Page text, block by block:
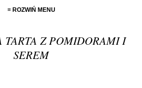
≡ ROZWIŃ MENU
TARTA Z POMIDORAMI I
SEREM